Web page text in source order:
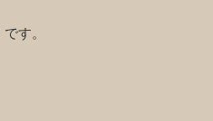
です。